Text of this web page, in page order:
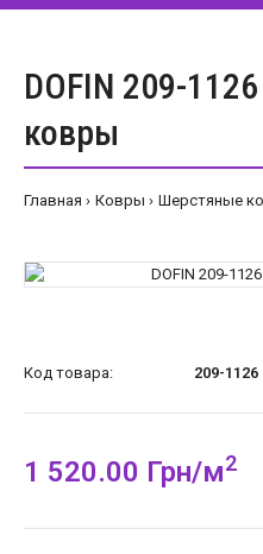
DOFIN 209-
ковры
Главная Ковры Шерстяные
Код товара: 209-1126
1 520.00 Грн/м2